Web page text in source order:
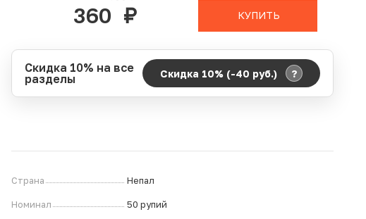
360 руб. КУПИТЬ
Скидка 10% на все
разделы
Скидка 10% (-40 руб.) ?
Страна Непал
Номинал 50 рупий